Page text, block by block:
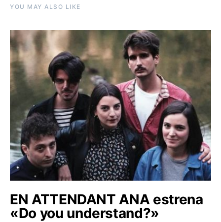
YOU MAY ALSO LIKE
EN ATTENDANT ANA estrena
«Do you understand?»